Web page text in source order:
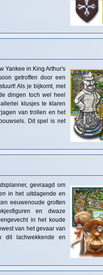
Yankee in King Arthur's
getroffen door een
Als je bijkomt, met
dingen toch wel heel
klusjes te klaren
van trollen en het
Dit spel is net
gevraagd om
in het uitdagende en
eeuwenoude grotten
en dwaze
in het koude
van het gevaar van
lachwekkende en